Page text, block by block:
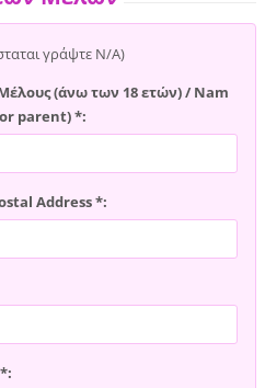
γράψτε Ν/Α)
(άνω των 18 ετών) / Nam
parent) *:
Address *: